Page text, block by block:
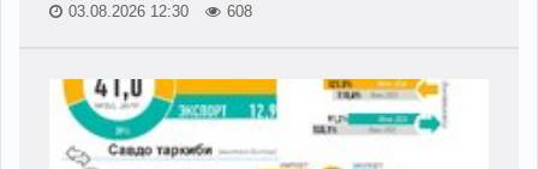
03.08.2026 12:30 608